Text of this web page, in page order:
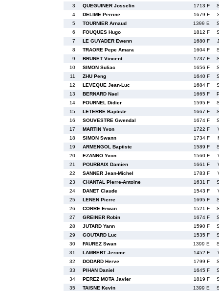
3
QUEGUINER Josselin 1713 F
4
DELIME Perrine 1679 F
5
TOURNIER Arnaud 1399 E
6
FOUQUES Hugo 1812 F
7
LE GUYADER Ewenn 1680 F
8
TRAORE Pepe Amara 1604 F
9
BRUNET Vincent 1737 F
10
SIMON Suliac 1656 F
11
ZHU Peng 1640 F
12
LEVEQUE Jean-Luc 1684 F
13
BERNARD Nael 1665 F
14
FOURNEL Didier 1595 F
15
LETERRE Baptiste 1667 F
16
SOUVESTRE Gwendal 1674 F
17
MARTIN Yvon 1722 F
18
SIMON Swann 1734 F
19
ARMENGOL Baptiste 1589 F
20
EZANNO Yvon 1560 F
21
POURBAIX Damien 1661 F
22
SANNER Jean-Michel 1783 F
23
CHANTAL Pierre-Antoine 1631 F
24
DANET Claude 1543 F
25
LENEN Pierre 1695 F
26
CORRE Erwan 1521 F
27
GREINER Robin 1674 F
28
JUTARD Yann 1590 F
29
GOUTARD Luc 1535 F
30
FAUREZ Swan 1399 E
31
LAMBERT Jerome 1452 F
32
DODARD Herve 1799 F
33
PIHAN Daniel 1645 F
34
PEREZ MOTA Javier 1819 F
35
TAISNE Kevin 1399 E